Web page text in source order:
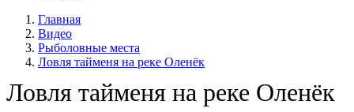
Главная
Видео
Рыболовные места
Ловля тайменя на реке Оленёк
Ловля тайменя на реке Оленёк